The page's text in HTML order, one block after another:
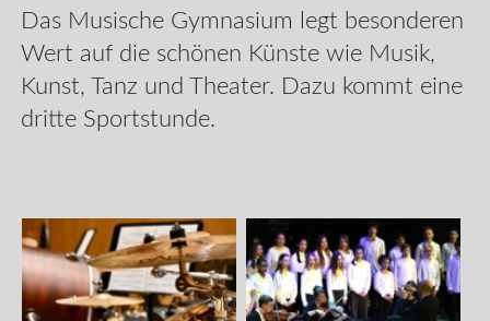
Das Musische Gymnasium legt besonderen
Wert auf die schönen Künste wie Musik,
Kunst, Tanz und Theater. Dazu kommt eine
dritte Sportstunde.